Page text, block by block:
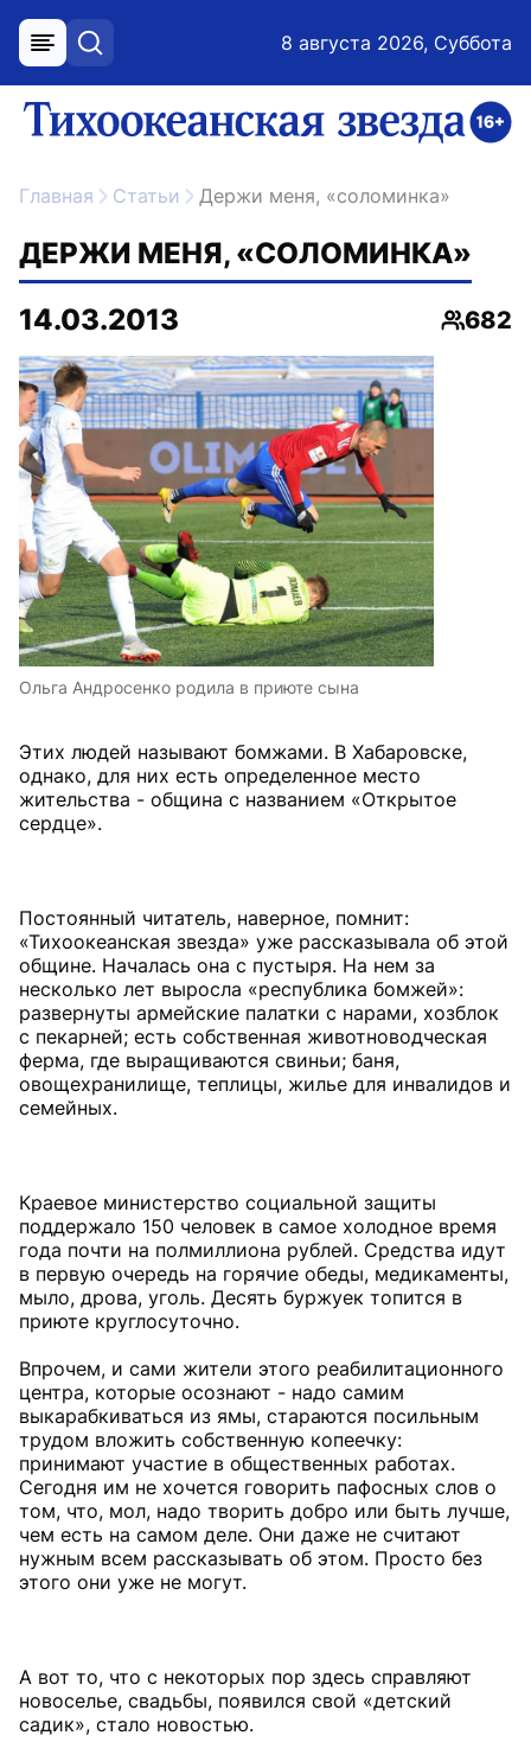
меню поиск 8 августа 2026, Суббота
ссылка на главную
Главная Статьи Держи меня, «соломинка»
ДЕРЖИ МЕНЯ, «СОЛОМИНКА»
14.03.2013
682
Ольга Андросенко родила в приюте сына
Этих людей называют бомжами. В Хабаровске,
однако, для них есть определенное место
жительства - община с названием «Открытое
сердце».
Постоянный читатель, наверное, помнит:
«Тихоокеанская звезда» уже рассказывала об этой
общине. Началась она с пустыря. На нем за
несколько лет выросла «республика бомжей»:
развернуты армейские палатки с нарами, хозблок
с пекарней; есть собственная животноводческая
ферма, где выращиваются свиньи; баня,
овощехранилище, теплицы, жилье для инвалидов и
семейных.
Краевое министерство социальной защиты
поддержало 150 человек в самое холодное время
года почти на полмиллиона рублей. Средства идут
в первую очередь на горячие обеды, медикаменты,
мыло, дрова, уголь. Десять буржуек топится в
приюте круглосуточно.
Впрочем, и сами жители этого реабилитационного
центра, которые осознают - надо самим
выкарабкиваться из ямы, стараются посильным
трудом вложить собственную копеечку:
принимают участие в общественных работах.
Сегодня им не хочется говорить пафосных слов о
том, что, мол, надо творить добро или быть лучше,
чем есть на самом деле. Они даже не считают
нужным всем рассказывать об этом. Просто без
этого они уже не могут.
А вот то, что с некоторых пор здесь справляют
новоселье, свадьбы, появился свой «детский
садик», стало новостью.